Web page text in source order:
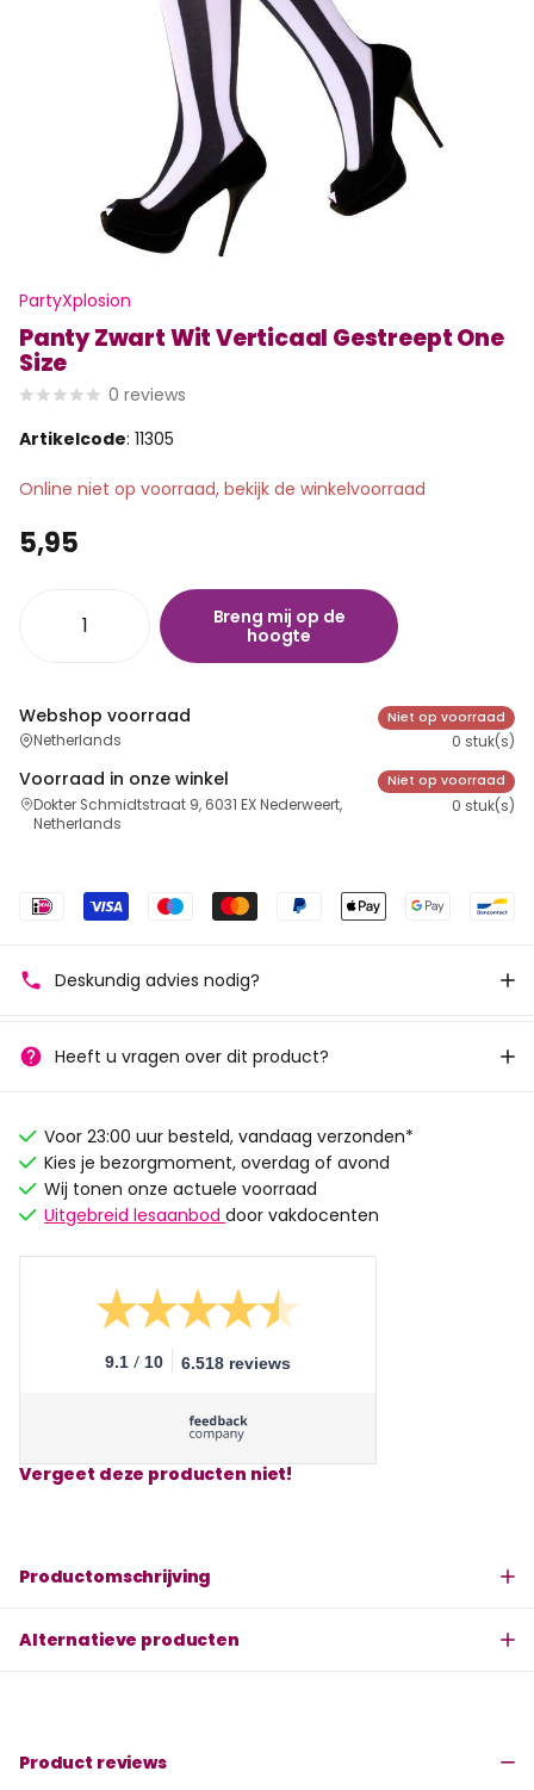
PartyXplosion
Panty Zwart Wit Verticaal Gestreept One
Size
0 reviews
Artikelcode: 11305
Online niet op voorraad, bekijk de winkelvoorraad
5,95
Breng mij op de
hoogte
Webshop voorraad
Netherlands
Niet op voorraad
0 stuk(s)
Voorraad in onze winkel
Dokter Schmidtstraat 9, 6031 EX Nederweert,
Netherlands
Niet op voorraad
0 stuk(s)
Deskundig advies nodig?
Heeft u vragen over dit product?
Voor 23:00 uur besteld, vandaag verzonden*
Kies je bezorgmoment, overdag of avond
Wij tonen onze actuele voorraad
Uitgebreid lesaanbod door vakdocenten
9.1 / 10 6.518 reviews
Vergeet deze producten niet!
Productomschrijving
Alternatieve producten
Product reviews